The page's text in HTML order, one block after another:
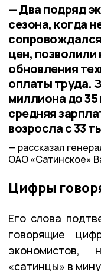
— Два подряд
сезона, когда
цен,
обновления
оплаты труда.
миллиона до
средняя
возросла с 33
рассказал
ОАО «Сатинское»
Цифры
Его слова
говорящие
экономистов,
«сатинцы» в